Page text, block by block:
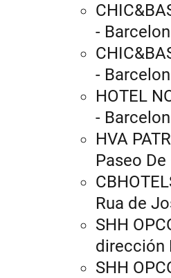
-
-
HOTEL
-
HVA
Paseo
Rua de
SHH
dirección
SHH